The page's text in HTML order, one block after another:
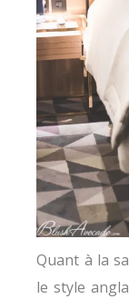
Quant à la
le style